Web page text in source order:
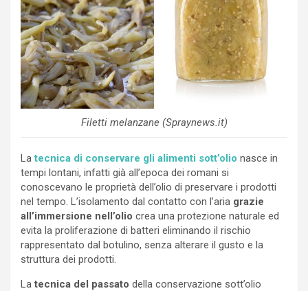
Filetti melanzane (Spraynews.it)
Latecnica di conservare gli alimenti sott’olio nasce in
tempi lontani, infatti già all’epoca dei romani si
conoscevano le proprietà dell’olio di preservare i prodotti
nel tempo. L’isolamento dal contatto con l’aria grazie
all’immersione nell’olio crea una protezione naturale ed
evita la proliferazione di batteri eliminando il rischio
rappresentato dal botulino, senza alterare il gusto e la
struttura dei prodotti.
Latecnica del passato della conservazione sott’olio